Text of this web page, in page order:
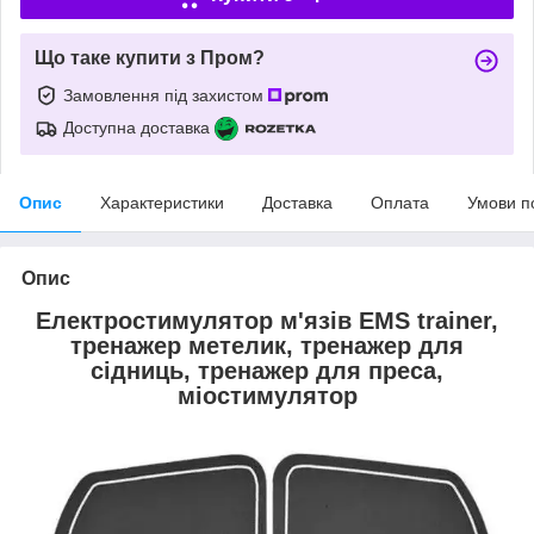
Що таке купити з Пром?
Замовлення під захистом
Доступна доставка
Опис Характеристики Доставка Оплата Умови
Опис
Електростимулятор м'язів EMS trainer,
тренажер метелик, тренажер для
сідниць, тренажер для преса,
міостимулятор